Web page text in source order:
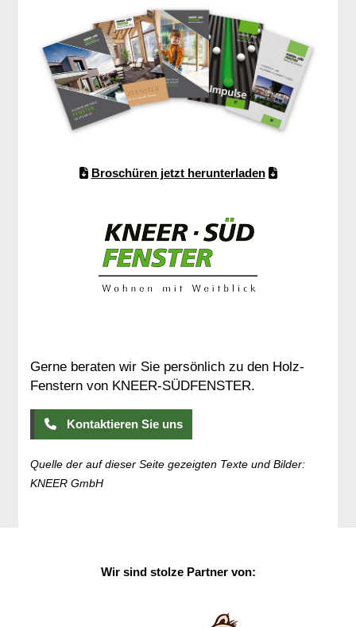
Broschüren jetzt herunterladen
Gerne beraten wir Sie persönlich zu den Holz-
Fenstern von KNEER-SÜDFENSTER.
Kontaktieren Sie uns
Quelle der auf dieser Seite gezeigten Texte und Bilder:
KNEER GmbH
Wir sind stolze Partner von: